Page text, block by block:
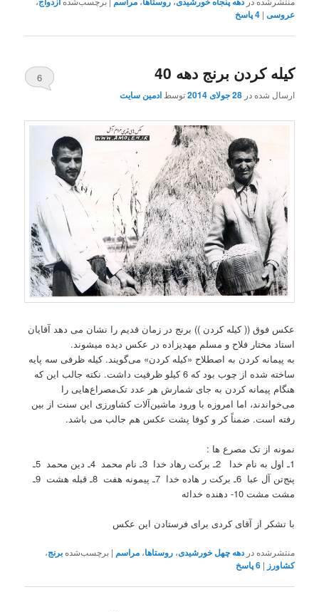
عروسی |
4پاسخ
کیله کردن برنج دهه 40
ارسال شده در28 جولای 2014 توسطادمین سایت
6
عکس فوق (( کیله کردن )) برنج در زمان قدیم را نشان می دهد آقایان
استاد مختار فلاح و مسلم مهدیزاده در عکس دیده میشوند.
به پیمانه کردن به اصطلاح «کیله کردن» می‌گویند. کیله ظرفی سه پایه
ساخته شده از چوب بود که 6 کیلو ظرفیت داشت. نکته جالب این که
هنگام پیمانه کردن به جای شمارش هر عدد تک‌مصراع‌هایی را
می‌خواندند، اما امروزه با ورود ماشین‌آلات کشاورزی این سنت از بین
رفته است. ضمناً کر و کوفا پشت عکس هم جالب می باشد.
نمونه از تک مصرع ها :
1ـ اول به نام خدا 2ـ برکت رهاد خدا 3ـ نام محمد 4ـ دین محمد 5ـ
پنج‌تن آل عبا 6ـ برکت ر هاده خدا 7ـ پیمونه هفت 8ـ قبله هشت 9ـ
مشت مشت 10- دهنده خدائه
با تشکر از آقای کردی برای فرستادن این عکس
منتشرشده در دهه چهل خورشیدی،روستاها،مراسم |برچسب‌شده برنج،
کشاورز |
6پاسخ